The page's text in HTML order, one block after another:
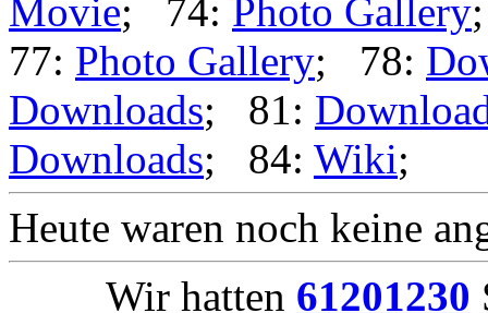
Movie; 74: Photo Gallery
77: Photo Gallery; 78:
Downloads; 81:
Downloads; 84: Wiki;
Heute waren noch keine
Wir hatten 61201230